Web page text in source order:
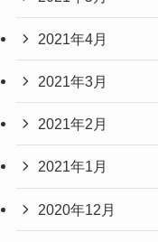
2021年4月
2021年3月
2021年2月
2021年1月
2020年12月